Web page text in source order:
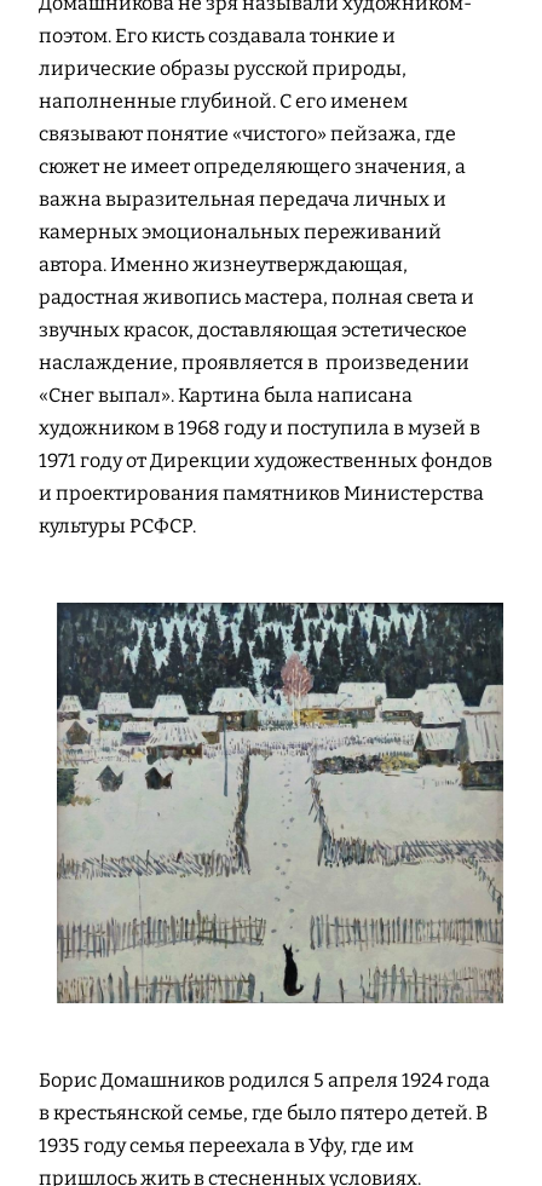
поэтом. Его кисть создавала тонкие и
лирические образы русской природы,
наполненные глубиной. С его именем
связывают понятие «чистого» пейзажа, где
сюжет не имеет определяющего значения, а
важна выразительная передача личных и
камерных эмоциональных переживаний
автора. Именно жизнеутверждающая,
радостная живопись мастера, полная света и
звучных красок, доставляющая эстетическое
наслаждение, проявляется в произведении
«Снег выпал». Картина была написана
художником в 1968 году и поступила в музей в
1971 году от Дирекции художественных фондов
и проектирования памятников Министерства
культуры РСФСР.
Борис Домашников родился 5 апреля 1924 года
в крестьянской семье, где было пятеро детей. В
1935 году семья переехала в Уфу, где им
пришлось жить в стесненных условиях.